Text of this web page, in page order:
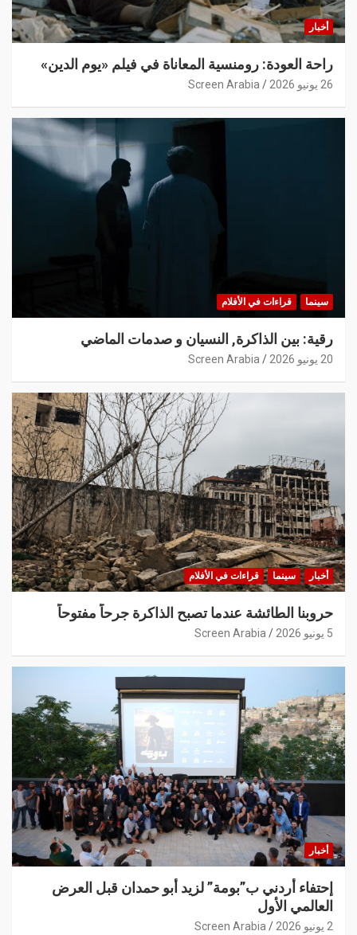
أخبار
راحة العودة: رومنسية المعاناة في فيلم «يوم الدين»
26 يونيو 2026 Screen Arabia
سينما قراءات في الأفلام
رقية: بين الذاكرة, النسيان و صدمات الماضي
20 يونيو 2026 Screen Arabia
أخبار سينما قراءات في الأفلام
حروبنا الطائشة عندما تصبح الذاكرة جرحاً مفتوحاً
5 يونيو 2026 Screen Arabia
أخبار
إحتفاء أردني ب”بومة” لزيد أبو حمدان قبل العرض
العالمي الأول
2 يونيو 2026 Screen Arabia